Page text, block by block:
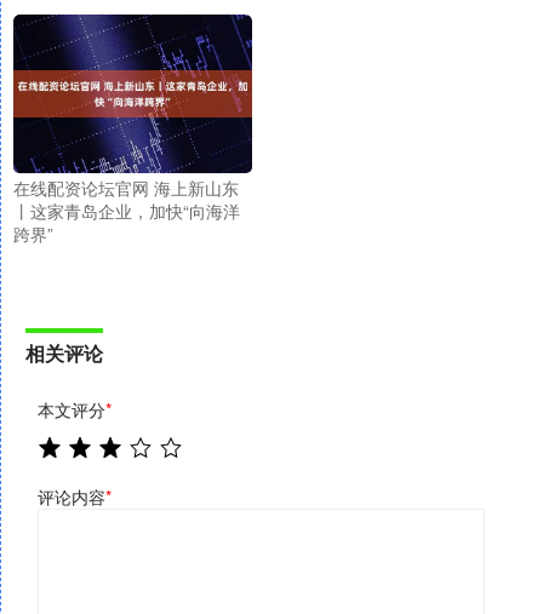
在线配资论坛官网 海上新山东
丨这家青岛企业，加快“向海洋
跨界”
相关评论
本文评分*
评论内容*